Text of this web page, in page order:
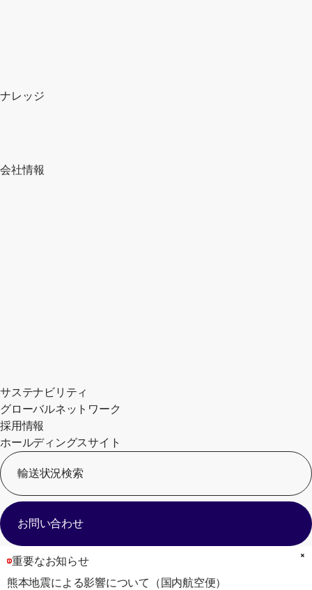
ナレッジ
会社情報
サステナビリティ
グローバルネットワーク
採用情報
ホールディングスサイト
輸送状況検索
[
お問い合わせ
重要なお知らせ
熊本地震による影響について（国内航空便）